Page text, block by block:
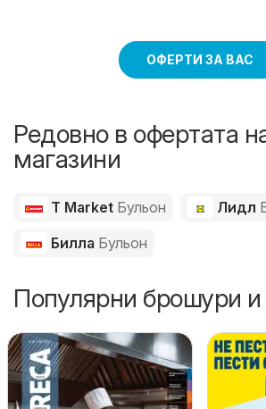
ОФЕРТИ ЗА ВАС
Редовно в офертата
магазини
T Market Бульон Лидл
Билла Бульон
Популярни брошури и